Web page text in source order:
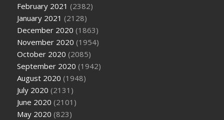
February 2021 (2382)
January 2021 (2128)
December 2020 (1863)
November 2020 (1954)
October 2020 (2085)
September 2020 (1942)
August 2020 (1948)
July 2020 (2131)
June 2020 (2101)
May 2020 (823)